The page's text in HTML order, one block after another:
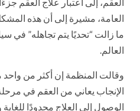
العامة، مشيرة إلى أن هذه
ما زالت “تحديًا يتم تجاهله” في
العالم.
وقالت المنظمة إن أكثر من
الإنجاب يعاني من العقم في
الوصول إلى العلاج محدودًا